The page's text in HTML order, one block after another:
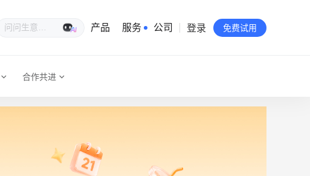
生意专家
产品 服务 公司 登录 免费试用
合作共进